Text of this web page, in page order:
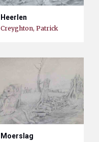
Heerlen
Creyghton, Patrick
Moerslag